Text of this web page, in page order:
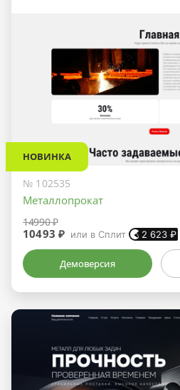
НОВИНКА
№ 102535
Металлопрокат
14990 ₽
10493 ₽ или в Сплит 2 623 ₽
Демоверсия